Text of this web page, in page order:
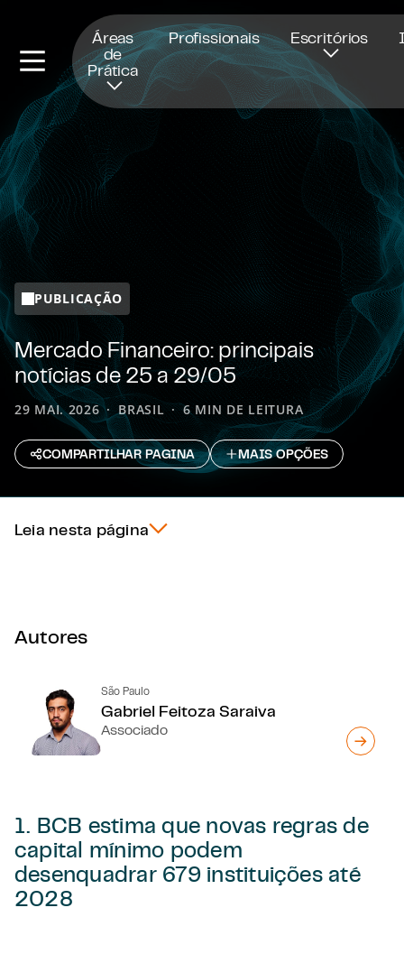
Áreas
de
Prática
Profissionais Escritórios
PUBLICAÇÃO
Mercado Financeiro: principais
notícias de 25 a 29/05
29 MAI. 2026 BRASIL 6 MIN DE LEITURA
COMPARTILHAR PAGINA MAIS OPÇÕES
Leia nesta página
Autores
São Paulo
Gabriel Feitoza Saraiva
Associado
1. BCB estima que novas regras de
capital mínimo podem
desenquadrar 679 instituições até
2028
Abre numa nova janela